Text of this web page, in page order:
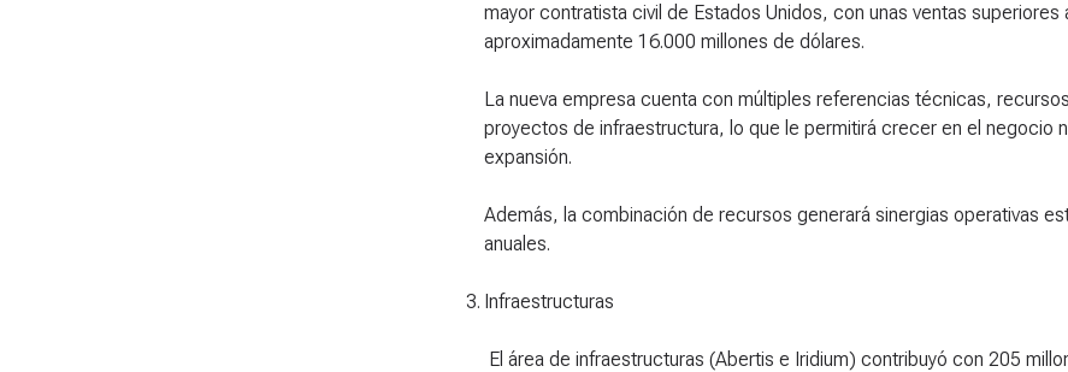
mayor contratista civil de Estados Unidos, con unas ventas
aproximadamente 16.000 millones de dólares.
La nueva empresa cuenta con múltiples referencias técnicas,
proyectos de infraestructura, lo que le permitirá crecer en el negocio
expansión.
Además, la combinación de recursos generará sinergias operativas
anuales.
3. Infraestructuras
El área de infraestructuras (Abertis e Iridium) contribuyó con 205